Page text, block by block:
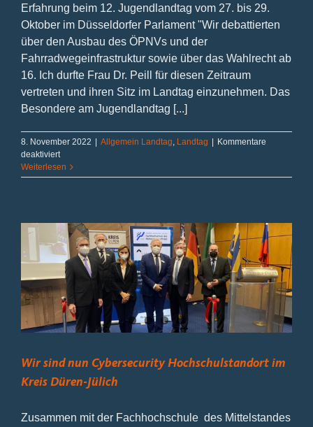
Erfahrung beim 12. Jugendlandtag vom 27. bis 29.
Oktober im Düsseldorfer Parlament "Wir debattierten
über den Ausbau des ÖPNVs und der
Fahrradwegeinfrastruktur sowie über das Wahlrecht ab
16. Ich durfte Frau Dr. Peill für diesen Zeitraum
vertreten und ihren Sitz im Landtag einzunehmen. Das
Besondere am Jugendlandtag [...]
8. November 2022 Allgemein Landtag, Landtag
Kommentare
deaktiviertfür
12.
Jugendlandtag:
Weiterlesen
Wir sind nun Cybersecurity Hochschulstandort im
Kreis Düren-Jülich
Zusammen mit der Fachhochschule des Mittelstandes